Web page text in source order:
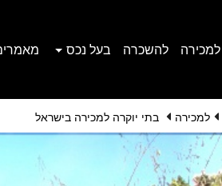
למכירה להשכרה בעל נכס
למכירה בתי יוקרה למכירה בישראל